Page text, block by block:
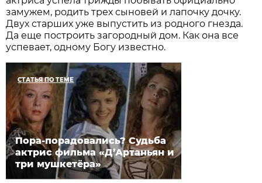
замужем, родить трех сыновей и лапочку дочку.
Двух старших уже выпустить из родного гнезда.
Да еще построить загородный дом. Как она все
успевает, одному Богу известно.
СТАТЬЯ ПО ТЕМЕ
Пора-порадовались? Судьба
актрис фильма «Д’Артаньян и
три мушкетёра»